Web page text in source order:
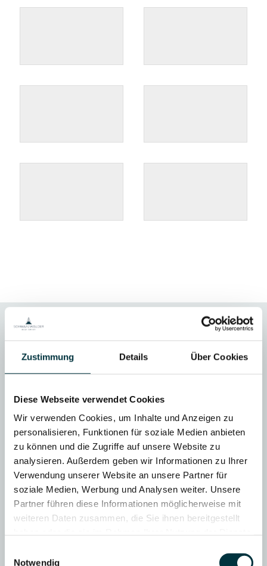
Zustimmung Details Über Cookies
Diese Webseite verwendet Cookies
Wir verwenden Cookies, um Inhalte und Anzeigen zu
personalisieren, Funktionen für soziale Medien anbieten
zu können und die Zugriffe auf unsere Website zu
analysieren. Außerdem geben wir Informationen zu Ihrer
Verwendung unserer Website an unsere Partner für
soziale Medien, Werbung und Analysen weiter. Unsere
Partner führen diese Informationen möglicherweise mit
weiteren Daten zusammen, die Sie ihnen bereitgestellt
Notwendig
FASSADE
FASSADE
WOHNHAUS:Hinterlüftete
Douglasie Rautenschalung
FASSADE BÜRO UND
ABSTELLRÄUME:
Zementfaserplatten